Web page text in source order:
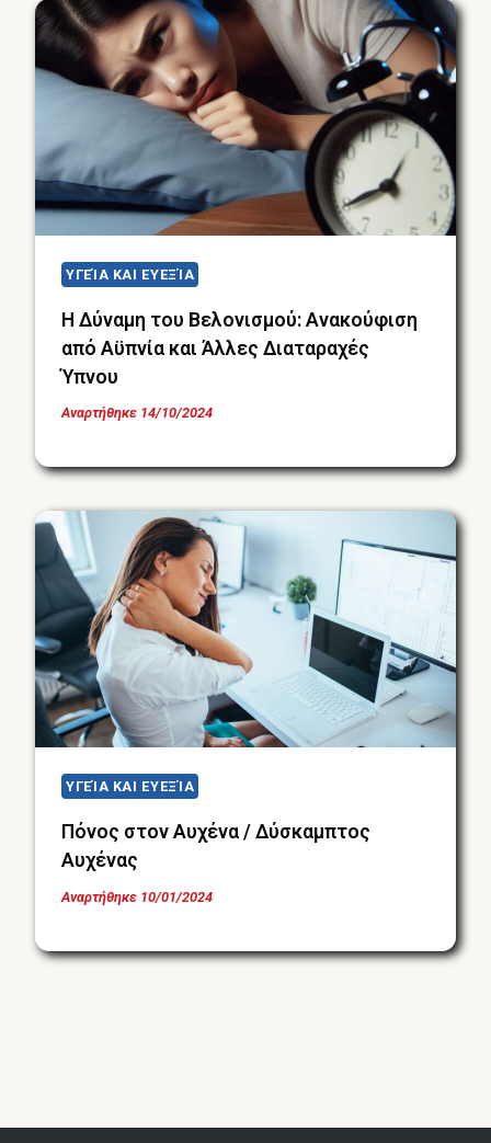
ΥΓΕΊΑ ΚΑΙ ΕΥΕΞΊΑ
Η Δύναμη του Βελονισμού: Ανακούφιση
από Αϋπνία και Άλλες Διαταραχές
Ύπνου
Αναρτήθηκε 14/10/2024
ΥΓΕΊΑ ΚΑΙ ΕΥΕΞΊΑ
Πόνος στον Αυχένα / Δύσκαμπτος
Αυχένας
Αναρτήθηκε 10/01/2024